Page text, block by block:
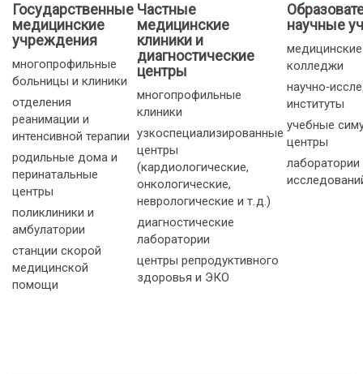
Государственные
медицинские
учреждения
многопрофильные
больницы и клиники
отделения
реанимации и
интенсивной терапии
родильные дома и
перинатальные
центры
поликлиники и
амбулатории
станции скорой
медицинской
помощи
Частные
медицинские
клиники и
диагностические
центры
многопрофильные
клиники
узкоспециализированные
центры
(кардиологические,
онкологические,
неврологические и т. д.)
диагностические
лаборатории
центры репродуктивного
здоровья и ЭКО
научные
колледжи
институты
учебные
центры
лаборатории